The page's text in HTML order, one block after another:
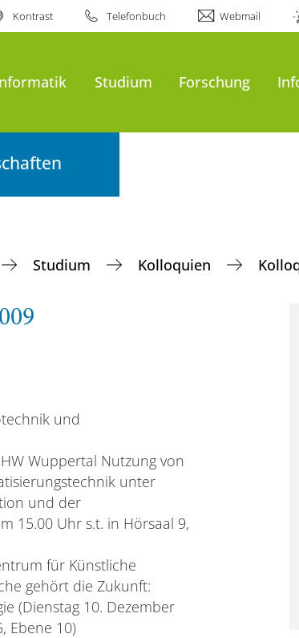
Kontrast Telefonbuch Webmail
Studium Forschung
Studium Kolloquien
und
Wuppertal Nutzung von
unter
und der
15.00 Uhr s.t. in Hörsaal 9,
für Künstliche
gehört die Zukunft:
(Dienstag 10. Dezember
Ebene 10)